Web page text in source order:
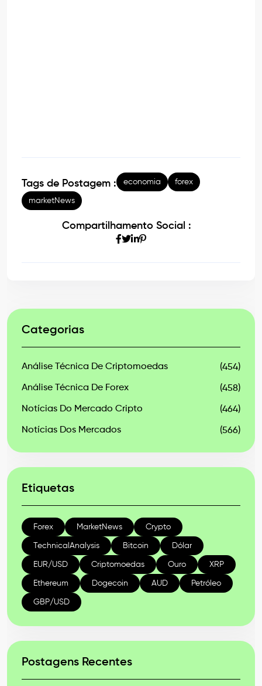
Tags de Postagem : economia forex
marketNews
Compartilhamento Social :
Categorias
Análise Técnica De Criptomoedas (454)
Análise Técnica De Forex (458)
Notícias Do Mercado Cripto (464)
Notícias Dos Mercados (566)
Etiquetas
Forex MarketNews Crypto
TechnicalAnalysis Bitcoin Dólar
EUR/USD Criptomoedas Ouro XRP
Ethereum Dogecoin AUD Petróleo
GBP/USD
Postagens Recentes